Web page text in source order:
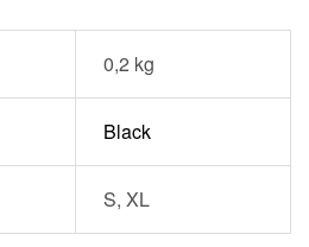
0,2 kg
Black
S, XL